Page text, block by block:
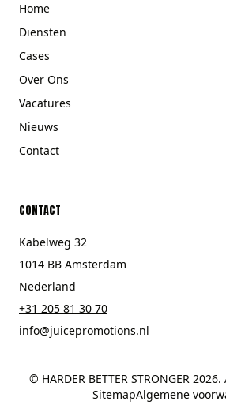
Home
Diensten
Cases
Over Ons
Vacatures
Nieuws
Contact
CONTACT
Kabelweg 32
1014 BB Amsterdam
Nederland
+31 205 81 30 70
info@juicepromotions.nl
© HARDER BETTER STRONGER
SitemapAlgemene